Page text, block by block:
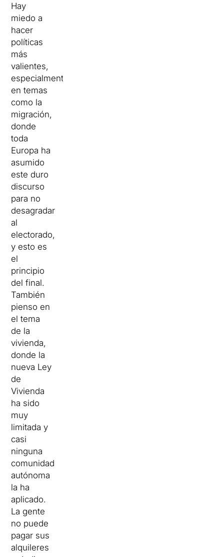
Hay
miedo a
hacer
políticas
más
valientes,
especialmente
en temas
como la
migración,
donde
toda
Europa ha
asumido
este duro
discurso
para no
desagradar
al
electorado,
y esto es
el
principio
del final.
También
pienso en
el tema
de la
vivienda,
donde la
nueva Ley
de
Vivienda
ha sido
muy
limitada y
casi
ninguna
comunidad
autónoma
la ha
aplicado.
La gente
no puede
pagar sus
alquileres